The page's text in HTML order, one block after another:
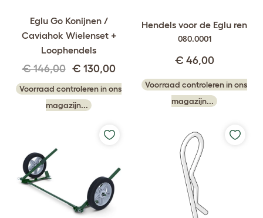
Eglu Go Konijnen /
Caviahok Wielenset +
Loophendels
€ 146,00 € 130,00
Voorraad controleren in ons
magazijn...
Hendels voor de Eglu ren
080.0001
€ 46,00
Voorraad controleren in ons
magazijn...